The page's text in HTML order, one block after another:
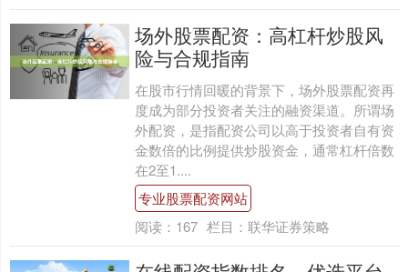
场外股票配资：高杠杆炒股风
险与合规指南
在股市行情回暖的背景下，场外股票配资再
度成为部分投资者关注的融资渠道。所谓场
外配资，是指配资公司以高于投资者自有资
金数倍的比例提供炒股资金，通常杠杆倍数
在2至1....
专业股票配资网站
阅读： 167 栏目： 联华证券策略